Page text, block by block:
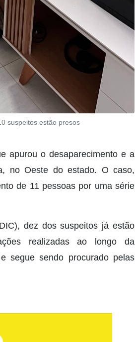
suspeitos estão presos
apurou o desaparecimento e a
no Oeste do estado. O caso,
de 11 pessoas por uma série
dez dos suspeitos já estão
realizadas ao longo da
segue sendo procurado pelas